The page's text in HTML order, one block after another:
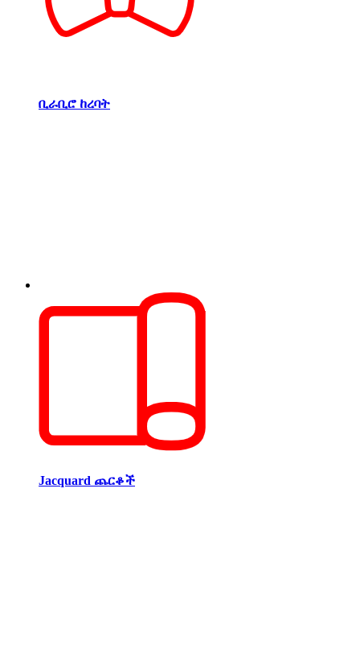
ቢራቢሮ ከረባት
Jacquard ጨርቆች